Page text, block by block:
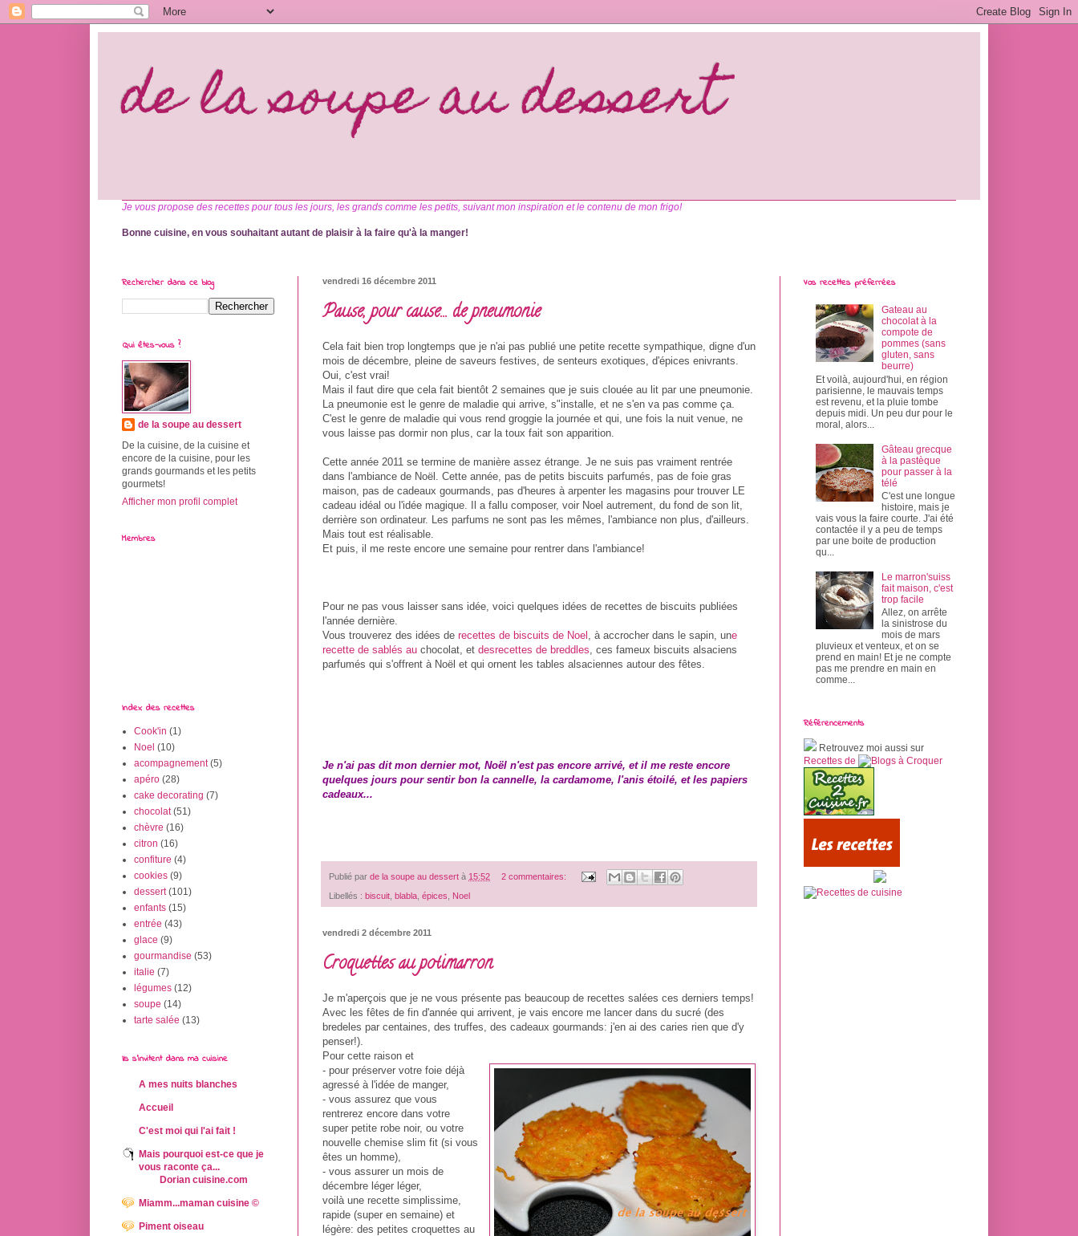
de la soupe au dessert
Je vous propose des recettes pour tous les jours, les grands comme les petits, suivant mon inspiration et le contenu de mon frigo!
Bonne cuisine, en vous souhaitant autant de plaisir à la faire qu'à la manger!
vendredi 16 décembre 2011
Pause, pour cause... de pneumonie
Cela fait bien trop longtemps que je n'ai pas publié une petite recette sympathique, digne d'un
mois de décembre, pleine de saveurs festives, de senteurs exotiques, d'épices enivrants.
Oui, c'est vrai!
Mais il faut dire que cela fait bientôt 2 semaines que je suis clouée au lit par une pneumonie.
La pneumonie est le genre de maladie qui arrive, s"installe, et ne s'en va pas comme ça.
C'est le genre de maladie qui vous rend groggie la journée et qui, une fois la nuit venue, ne
vous laisse pas dormir non plus, car la toux fait son apparition.
Cette année 2011 se termine de manière assez étrange. Je ne suis pas vraiment rentrée
dans l'ambiance de Noël. Cette année, pas de petits biscuits parfumés, pas de foie gras
maison, pas de cadeaux gourmands, pas d'heures à arpenter les magasins pour trouver LE
cadeau idéal ou l'idée magique. Il a fallu composer, voir Noel autrement, du fond de son lit,
derrière son ordinateur. Les parfums ne sont pas les mêmes, l'ambiance non plus, d'ailleurs.
Mais tout est réalisable.
Et puis, il me reste encore une semaine pour rentrer dans l'ambiance!
Pour ne pas vous laisser sans idée, voici quelques idées de recettes de biscuits publiées
l'année dernière.
Vous trouverez des idées de recettes de biscuits de Noel , à accrocher dans le sapin, une
recette de sablés au chocolat, et desrecettes de breddles , ces fameux biscuits alsaciens
parfumés qui s'offrent à Noël et qui ornent les tables alsaciennes autour des fêtes.
Je n'ai pas dit mon dernier mot, Noël n'est pas encore arrivé, et il me reste encore
quelques jours pour sentir bon la cannelle, la cardamome, l'anis étoilé, et les papiers
cadeaux...
Publié par de la soupe au dessert à 15:52 2 commentaires:
Libellés : biscuit blabla épices Noel
vendredi 2 décembre 2011
Croquettes au potimarron
Je m'aperçois que je ne vous présente pas beaucoup de recettes salées ces derniers temps!
Avec les fêtes de fin d'année qui arrivent, je vais encore me lancer dans du sucré (des
bredeles par centaines, des truffes, des cadeaux gourmands: j'en ai des caries rien que d'y
penser!).
Pour cette raison et
- pour préserver votre foie déjà
agressé à l'idée de manger,
- vous assurez que vous
rentrerez encore dans votre
super petite robe noir, ou votre
nouvelle chemise slim fit (si vous
êtes un homme),
- vous assurer un mois de
décembre léger léger,
voilà une recette simplissime,
rapide (super en semaine) et
légère: des petites croquettes au
Rechercher dans ce blog
Qui êtes-vous ?
de la soupe au dessert
De la cuisine, de la cuisine et
encore de la cuisine, pour les
grands gourmands et les petits
gourmets!
Afficher mon profil complet
Membres
Index des recettes
Cook'in (1)
Noel (10)
acompagnement (5)
apéro (28)
cake decorating (7)
chocolat (51)
chèvre (16)
citron (16)
confiture (4)
cookies (9)
dessert (101)
enfants (15)
entrée (43)
glace (9)
gourmandise (53)
italie (7)
légumes (12)
soupe (14)
tarte salée (13)
Ils s'invitent dans ma cuisine
A mes nuits blanches
Accueil
C'est moi qui l'ai fait !
Mais pourquoi est-ce que je
vous raconte ça...
Dorian cuisine.com
Miamm...maman cuisine ©
Piment oiseau
Vos recettes préferrées
Gateau au
chocolat à la
compote de
pommes (sans
gluten, sans
beurre)
Et voilà, aujourd'hui, en région
parisienne, le mauvais temps
est revenu, et la pluie tombe
depuis midi. Un peu dur pour le
moral, alors...
Gâteau grecque
à la pastèque
pour passer à la
télé
C'est une longue
histoire, mais je
vais vous la faire courte. J'ai été
contactée il y a peu de temps
par une boite de production
qu...
Le marron'suiss
fait maison, c'est
trop facile
Allez, on arrête
la sinistrose du
mois de mars
pluvieux et venteux, et on se
prend en main! Et je ne compte
pas me prendre en main en
comme...
Référencements
Retrouvez moi aussi sur
Recettes de